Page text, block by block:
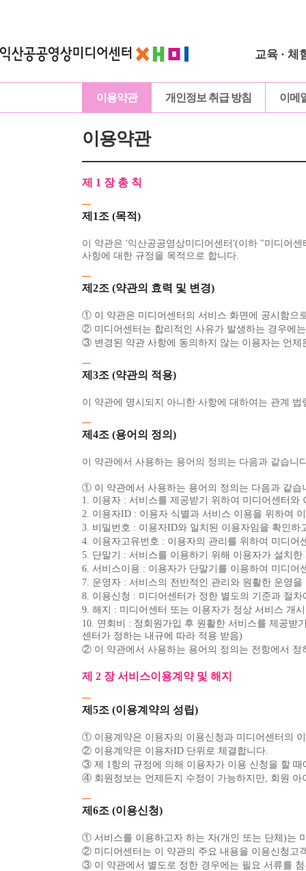
교육 · 체
이용약관 개인정보 취급 방침 이메
이용약관
제 1 장 총 칙
제1조 (목적)
이 약관은 '익산공공영상미디어센터'(이하 "미디어
사항에 대한 규정을 목적으로 합니다.
제2조 (약관의 효력 및 변경)
① 이 약관은 미디어센터의 서비스 화면에 공시함으
② 미디어센터는 합리적인 사유가 발생하는 경우에
③ 변경된 약관 사항에 동의하지 않는 이용자는 언
제3조 (약관의 적용)
이 약관에 명시되지 아니한 사항에 대하여는 관계
제4조 (용어의 정의)
이 약관에서 사용하는 용어의 정의는 다음과 같습니
① 이 약관에서 사용하는 용어의 정의는 다음과 같습
1. 이용자 : 서비스를 제공받기 위하여 미디어센터와
2. 이용자ID : 이용자 식별과 서비스 이용을 위하여
3. 비밀번호 : 이용자ID와 일치된 이용자임을 확인
4. 이용자고유번호 : 이용자의 관리를 위하여 미디
5. 단말기 : 서비스를 이용하기 위해 이용자가 설치
6. 서비스이용 : 이용자가 단말기를 이용하여 미디
7. 운영자 : 서비스의 전반적인 관리와 원활한 운영
8. 이용신청 : 미디어센터가 정한 별도의 기준과 절
9. 해지 : 미디어센터 또는 이용자가 정상 서비스 개
10. 연회비 : 정회원가입 후 원활한 서비스를 제공받
센터가 정하는 내규에 따라 적용 받음)
② 이 약관에서 사용하는 용어의 정의는 전항에서
제 2 장 서비스이용계약 및 해지
제5조 (이용계약의 성립)
① 이용계약은 이용자의 이용신청과 미디어센터의
② 이용계약은 이용자ID 단위로 체결합니다.
③ 제 1항의 규정에 의해 이용자가 이용 신청을 할
④ 회원정보는 언제든지 수정이 가능하지만, 회원
제6조 (이용신청)
① 서비스를 이용하고자 하는 자(개인 또는 단체)는
② 미디어센터는 이 약관의 주요 내용을 이용신청고
③ 이 약관에서 별도로 정한 경우에는 필요 서류를